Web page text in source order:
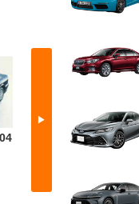
▶
1997/09～1998/07
-km/L